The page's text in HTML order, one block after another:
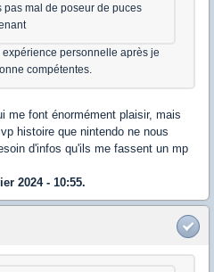
pas mal de poseur de puces
personnelle après je
compétentes.
me font énormément plaisir, mais
histoire que nintendo ne nous
d'infos qu'ils me fassent un mp
2024 - 10:55.